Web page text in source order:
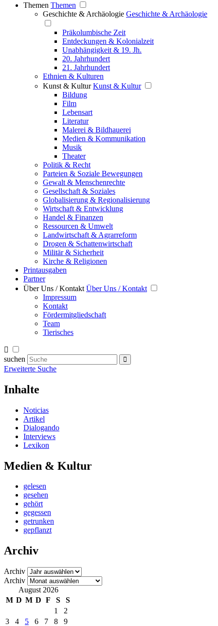
Themen Themen
Geschichte & Archäologie Geschichte & Archäologie
Präkolumbische Zeit
Entdeckungen & Kolonialzeit
Unabhängigkeit & 19. Jh.
20. Jahrhundert
21. Jahrhundert
Ethnien & Kulturen
Kunst & Kultur Kunst & Kultur
Bildung
Film
Lebensart
Literatur
Malerei & Bildhauerei
Medien & Kommunikation
Musik
Theater
Politik & Recht
Parteien & Soziale Bewegungen
Gewalt & Menschenrechte
Gesellschaft & Soziales
Globalisierung & Regionalisierung
Wirtschaft & Entwicklung
Handel & Finanzen
Ressourcen & Umwelt
Landwirtschaft & Agrarreform
Drogen & Schattenwirtschaft
Militär & Sicherheit
Kirche & Religionen
Printausgaben
Partner
Über Uns / Kontakt Über Uns / Kontakt
Impressum
Kontakt
Fördermitgliedschaft
Team
Tierisches
suchen
Erweiterte Suche
Inhalte
Noticias
Artikel
Dialogando
Interviews
Lexikon
Medien & Kultur
gelesen
gesehen
gehört
gegessen
getrunken
gepflanzt
Archiv
Archiv
Archiv
August 2026
M D M D F S
S
1
2
3
4 5 6 7 8
9